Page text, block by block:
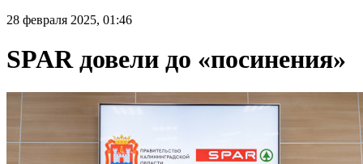
28 февраля 2025, 01:46
SPAR довели до «посинения»